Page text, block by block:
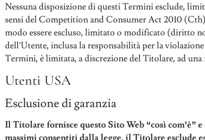
Nessuna disposizione di questi Termini esclude,
sensi del Competition and Consumer Act 2010
modo essere escluso, limitato o modificato (diritto
dell’Utente, inclusa la responsabilità per la
Termini, è limitata, a discrezione del Titolare, ad
Utenti USA
Esclusione di garanzia
Il Titolare fornisce questo Sito Web “così